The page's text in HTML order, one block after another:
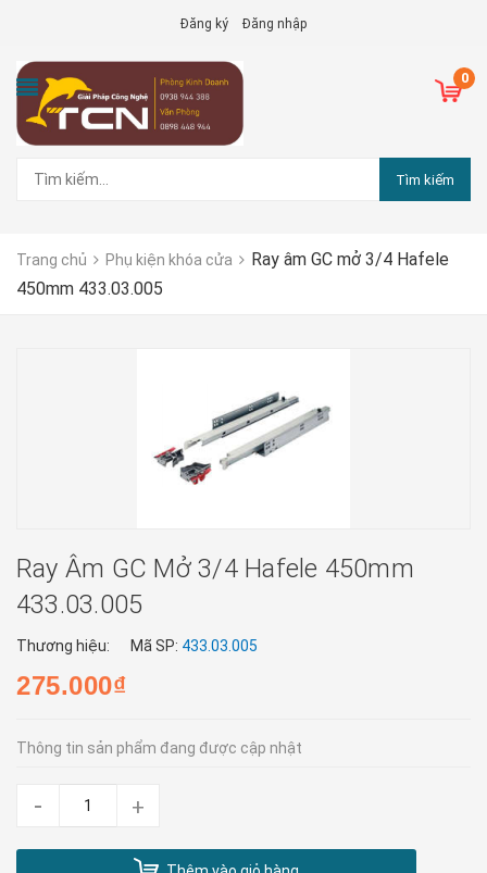
Đăng ký Đăng nhập
0
Tìm kiếm
Trang chủ Phụ kiện khóa cửa
Ray âm GC mở 3/4 Hafele
450mm 433.03.005
Ray Âm GC Mở 3/4 Hafele 450mm
433.03.005
Thương hiệu: Mã SP: 433.03.005
275.000₫
Thông tin sản phẩm đang được cập nhật
- +